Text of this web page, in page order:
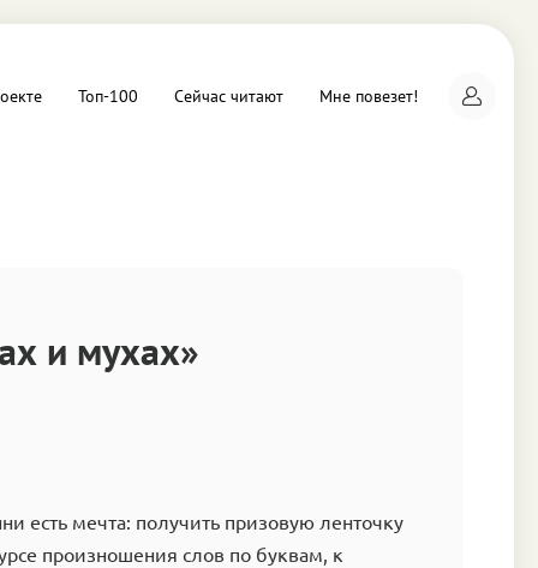
Топ-100 Сейчас читают Мне повезет!
и мухах»
есть мечта: получить призовую ленточку
произношения слов по буквам, к